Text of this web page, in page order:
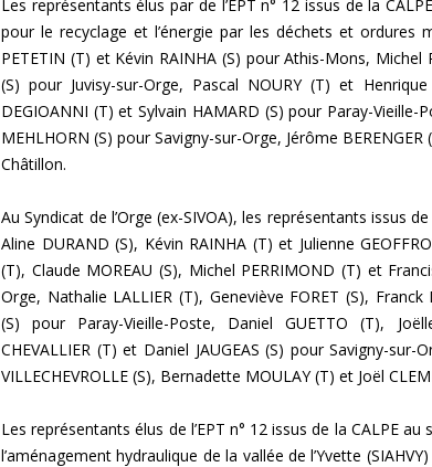
Les représentants élus par de l’EPT n° 12 issus de la
pour le recyclage et l’énergie par les déchets et ordures
PETETIN (T) et Kévin RAINHA (S) pour Athis-Mons, Michel
(S) pour Juvisy-sur-Orge, Pascal NOURY (T) et
DEGIOANNI (T) et Sylvain HAMARD (S) pour Paray-Vieille-
MEHLHORN (S) pour Savigny-sur-Orge, Jérôme
Châtillon.
Au Syndicat de l’Orge (ex-SIVOA), les représentants issus
Aline DURAND (S), Kévin RAINHA (T) et Julienne
(T), Claude MOREAU (S), Michel PERRIMOND (T) et
Orge, Nathalie LALLIER (T), Geneviève FORET (S),
(S) pour Paray-Vieille-Poste, Daniel GUETTO (T),
CHEVALLIER (T) et Daniel JAUGEAS (S) pour Savigny-sur-
VILLECHEVROLLE (S), Bernadette MOULAY (T) et Joël
Les représentants élus de l’EPT n° 12 issus de la CALPE
l’aménagement hydraulique de la vallée de l’Yvette